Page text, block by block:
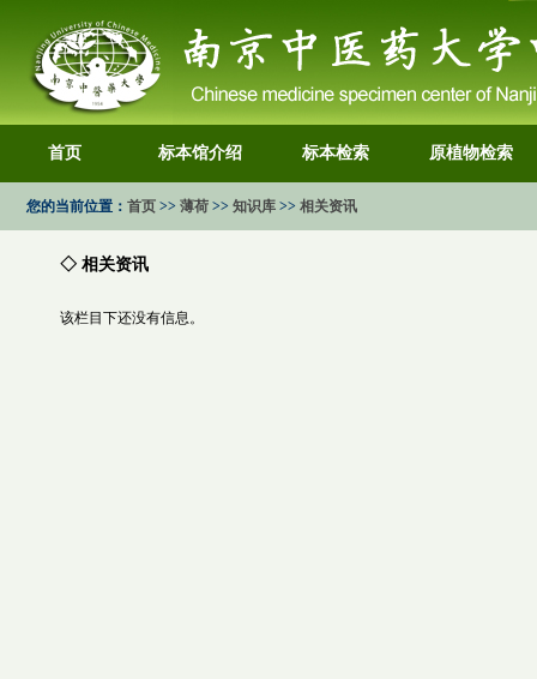
首页 标本馆介绍 标本检索 原植物检索
您的当前位置： 首页 >> 薄荷 >> 知识库 >> 相关资讯
◇ 相关资讯
该栏目下还没有信息。